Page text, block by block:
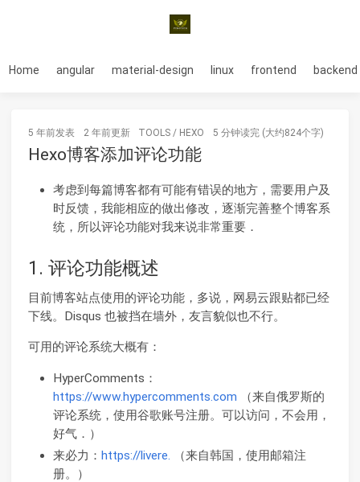
Home angular material-design linux frontend backend
5 年前发表 2 年前更新 TOOLS / HEXO 5 分钟读完 (大约824个字)
Hexo博客添加评论功能
考虑到每篇博客都有可能有错误的地方，需要用户及
时反馈，我能相应的做出修改，逐渐完善整个博客系
统，所以评论功能对我来说非常重要．
1. 评论功能概述
目前博客站点使用的评论功能，多说，网易云跟贴都已经
下线。Disqus 也被挡在墙外，友言貌似也不行。
可用的评论系统大概有：
HyperComments：
https://www.hypercomments.com （来自俄罗斯的
评论系统，使用谷歌账号注册。可以访问，不会用，
好气．）
来必力： https://livere. （来自韩国，使用邮箱注
册。）